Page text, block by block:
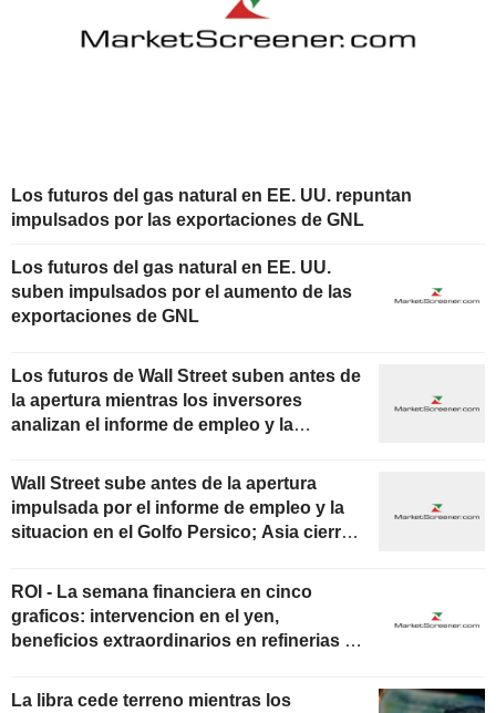
Los futuros del gas natural en EE. UU. repuntan
impulsados por las exportaciones de GNL
Los futuros del gas natural en EE. UU.
suben impulsados por el aumento de las
exportaciones de GNL
Los futuros de Wall Street suben antes de
la apertura mientras los inversores
analizan el informe de empleo y la
Wall Street sube antes de la apertura
impulsada por el informe de empleo y la
situacion en el Golfo Persico; Asia cierra
ROI - La semana financiera en cinco
graficos: intervencion en el yen,
beneficios extraordinarios en refinerias y
La libra cede terreno mientras los